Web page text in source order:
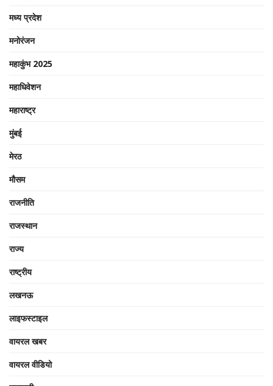
मध्य प्रदेश
मनोरंजन
महाकुंभ 2025
महाधिवेशन
महाराष्ट्र
मुंबई
मेरठ
मौसम
राजनीति
राजस्थान
राज्य
राष्ट्रीय
लखनऊ
लाइफस्टाइल
वायरल खबर
वायरल वीडियो